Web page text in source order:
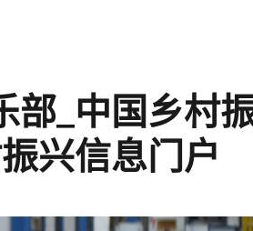
部_中国乡村
兴信息门户